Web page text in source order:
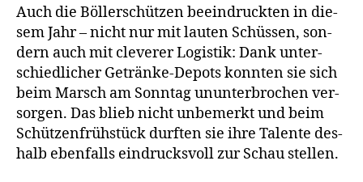
Auch die Böl­ler­schüt­zen beein­druck­ten in die­
sem Jahr – nicht nur mit lau­ten Schüs­sen, son­
dern auch mit cle­ve­rer Logis­tik: Dank unter­
schied­li­cher Geträn­ke-Depots konn­ten sie sich
beim Marsch am Sonn­tag unun­ter­bro­chen ver­
sor­gen. Das blieb nicht unbe­merkt und beim
Schüt­zen­früh­stück durf­ten sie ihre Talen­te des­
halb eben­falls ein­drucks­voll zur Schau stellen.